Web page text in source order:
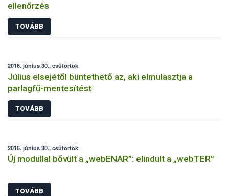
ellenőrzés
TOVÁBB
2016. június 30., csütörtök
Július elsejétől büntethető az, aki elmulasztja a
parlagfű-mentesítést
TOVÁBB
2016. június 30., csütörtök
Új modullal bővült a „webENAR”: elindult a „webTER”
TOVÁBB